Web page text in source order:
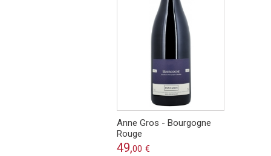
Anne Gros - Bourgogne
Rouge
49,00 €